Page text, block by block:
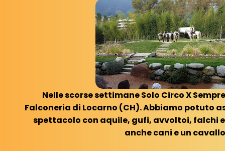
Nelle scorse settimane Solo Circo X
Falconeria di Locarno (CH). Abbiamo potuto
spettacolo con aquile, gufi, avvoltoi, falchi
anche cani e un